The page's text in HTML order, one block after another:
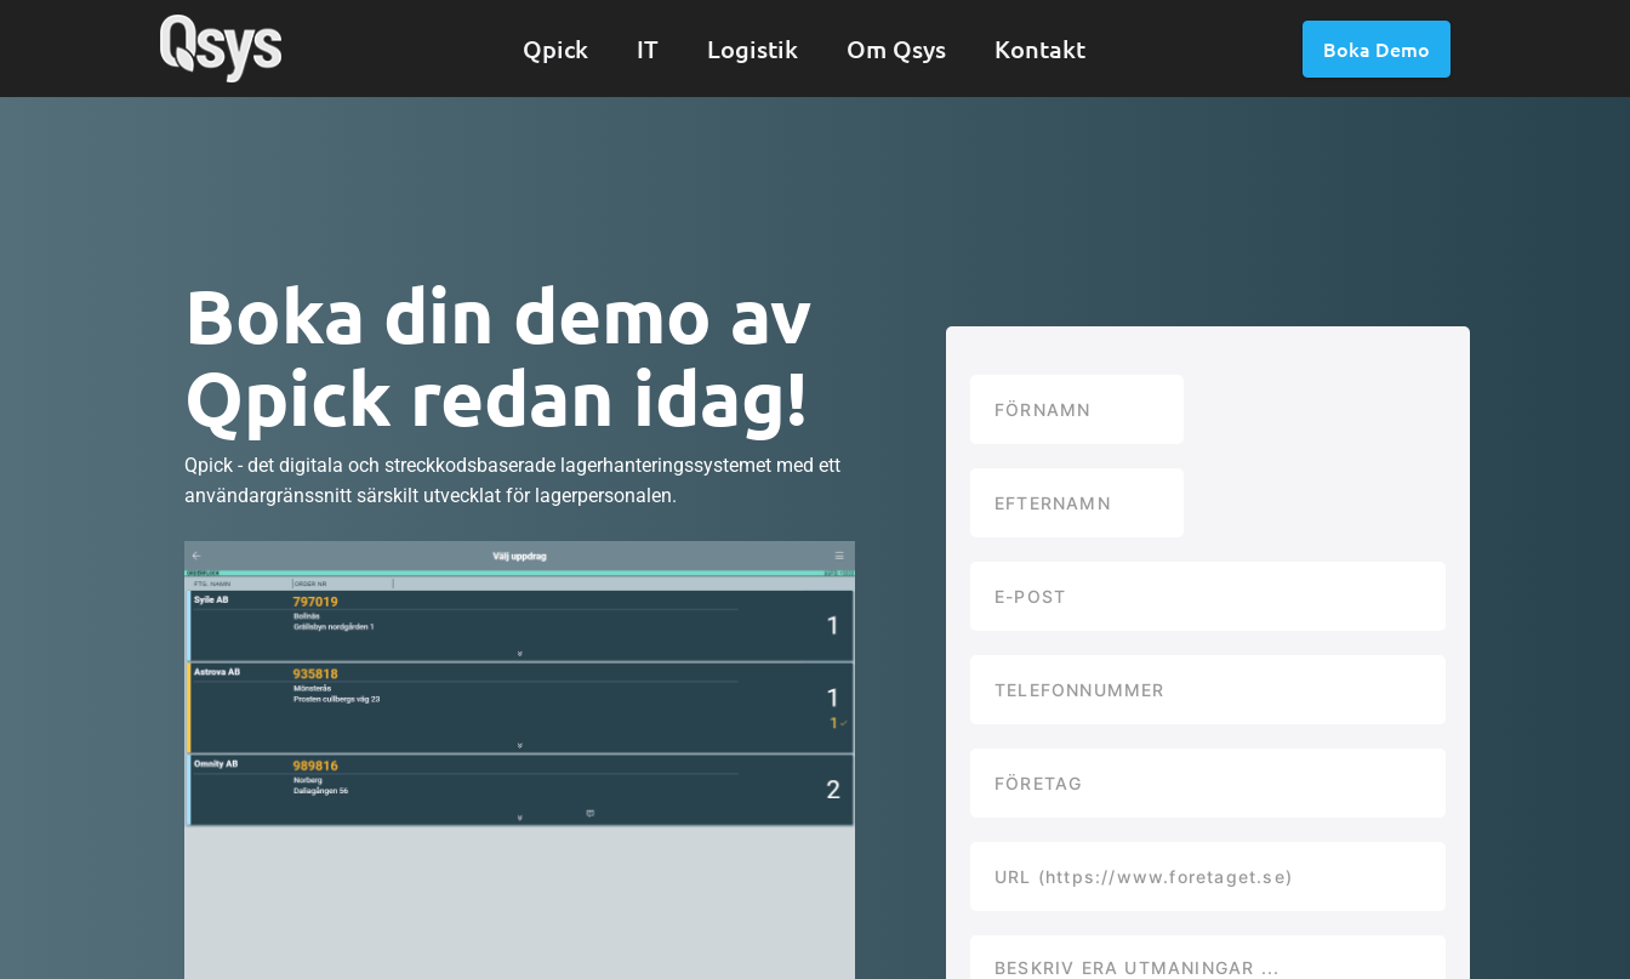
Qpick IT Logistik Om Qsys Kontakt Boka Demo
Boka din demo av
Qpick redan idag!
Qpick - det digitala och streckkodsbaserade lagerhanteringssystemet med ett
användargränssnitt särskilt utvecklat för lagerpersonalen.